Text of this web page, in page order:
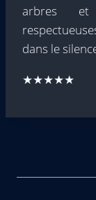
arbres et
dans le
★★★★★